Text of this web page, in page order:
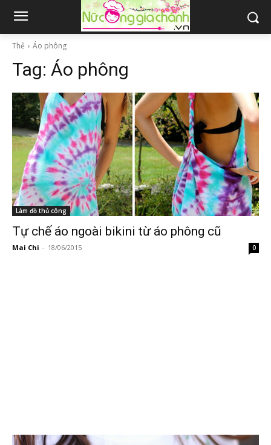
Thẻ Áo phông
Tag: Áo phông
Làm đồ thủ công
Tự chế áo ngoài bikini từ áo phông cũ
Mai Chi - 18/06/2015 0